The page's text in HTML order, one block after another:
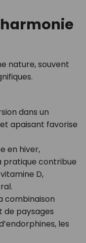
nature, souvent
dans un
apaisant favorise
en hiver,
pratique contribue
D,
combinaison
de paysages
les